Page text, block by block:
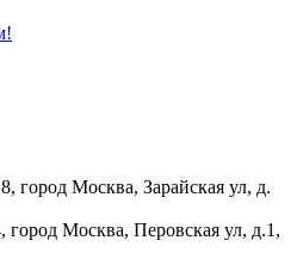
город Москва, Зарайская ул, д.
город Москва, Перовская ул, д.1,